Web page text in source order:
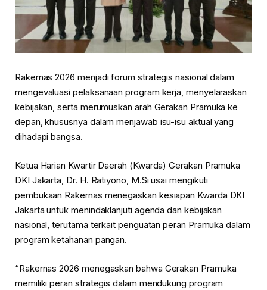
Rakernas 2026 menjadi forum strategis nasional dalam
mengevaluasi pelaksanaan program kerja, menyelaraskan
kebijakan, serta merumuskan arah Gerakan Pramuka ke
depan, khususnya dalam menjawab isu-isu aktual yang
dihadapi bangsa.
Ketua Harian Kwartir Daerah (Kwarda) Gerakan Pramuka
DKI Jakarta, Dr. H. Ratiyono, M.Si usai mengikuti
pembukaan Rakernas menegaskan kesiapan Kwarda DKI
Jakarta untuk menindaklanjuti agenda dan kebijakan
nasional, terutama terkait penguatan peran Pramuka dalam
program ketahanan pangan.
“Rakernas 2026 menegaskan bahwa Gerakan Pramuka
memiliki peran strategis dalam mendukung program